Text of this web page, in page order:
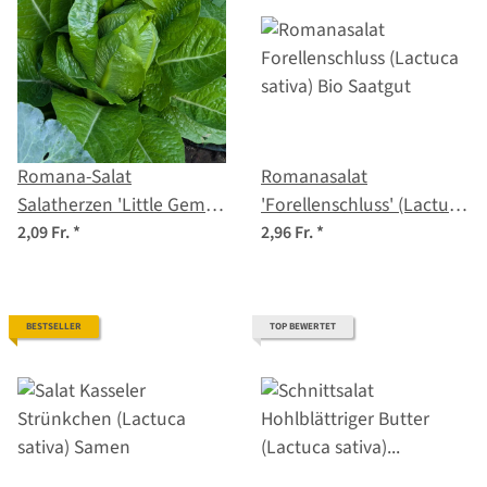
Romana-Salat
Salatherzen 'Little Gem'
(Lactuca sativa) Samen
2,09 Fr.*
Romanasalat
'Forellenschluss' (Lactuca
sativa) Bio Saatgut
2,96 Fr.*
BESTSELLER TOP BEWERTET